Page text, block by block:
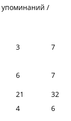
упоминаний /
3 7
6
7
21
32
4
6